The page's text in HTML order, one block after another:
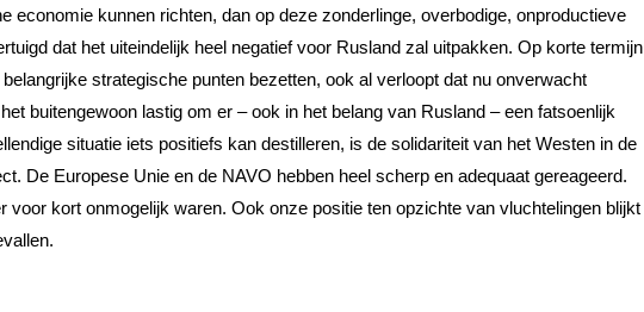
economie kunnen richten, dan op deze zonderlinge, overbodige, onproductieve
dat het uiteindelijk heel negatief voor Rusland zal uitpakken. Op korte termijn
strategische punten bezetten, ook al verloopt dat nu onverwacht
buitengewoon lastig om er – ook in het belang van Rusland – een fatsoenlijk
situatie iets positiefs kan destilleren, is de solidariteit van het Westen in de
De Europese Unie en de NAVO hebben heel scherp en adequaat gereageerd.
voor kort onmogelijk waren. Ook onze positie ten opzichte van vluchtelingen blijkt